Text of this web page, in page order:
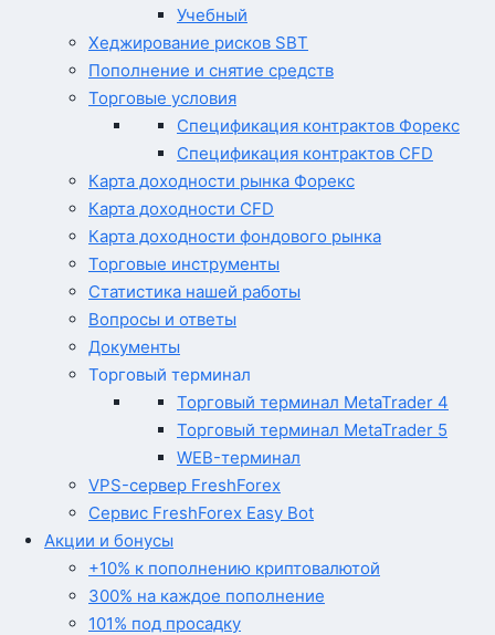
Учебный
Хеджирование рисков SBT
Пополнение и снятие средств
Торговые условия
Спецификация контрактов Форекс
Спецификация контрактов CFD
Карта доходности рынка Форекс
Карта доходности CFD
Карта доходности фондового рынка
Торговые инструменты
Статистика нашей работы
Вопросы и ответы
Документы
Торговый терминал
Торговый терминал MetaTrader 4
Торговый терминал MetaTrader 5
WEB-терминал
VPS-сервер FreshForex
Сервис FreshForex Easy Bot
Акции и бонусы
+10% к пополнению криптовалютой
300% на каждое пополнение
101% под просадку